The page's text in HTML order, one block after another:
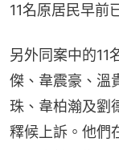
11名原居民早前
另外同案中的11
傑、韋震豪、溫
珠、韋柏瀚及劉
釋候上訴。他們